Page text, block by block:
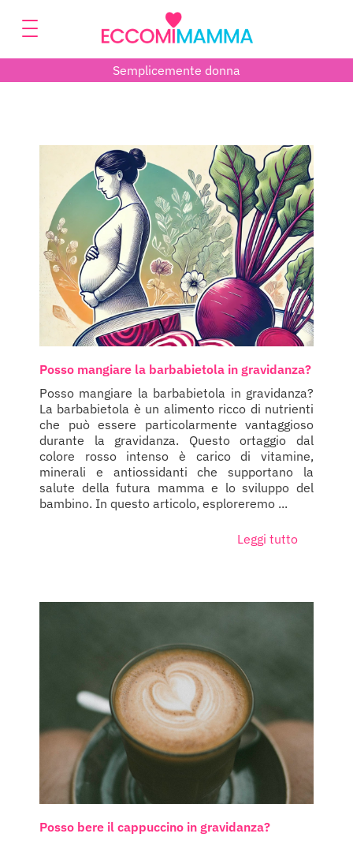
Semplicemente donna
Posso mangiare la barbabietola in gravidanza?
Posso mangiare la barbabietola in gravidanza?
La barbabietola è un alimento ricco di nutrienti
che può essere particolarmente vantaggioso
durante la gravidanza. Questo ortaggio dal
colore rosso intenso è carico di vitamine,
minerali e antiossidanti che supportano la
salute della futura mamma e lo sviluppo del
bambino. In questo articolo, esploreremo ...
Leggi tutto
Posso bere il cappuccino in gravidanza?